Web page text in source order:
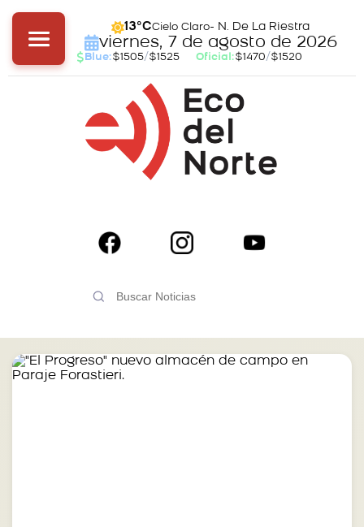
13°CCielo Claro- N. De La Riestra
viernes, 7 de agosto de 2026
Blue:$1505/$1525 Oficial:$1470/$1520